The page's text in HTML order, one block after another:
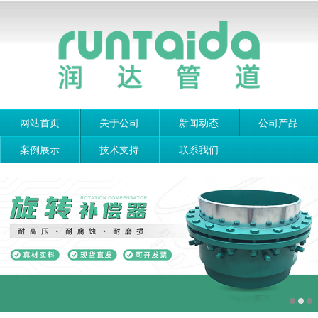
网站首页 关于公司 新闻动态 公司产品
案例展示 技术支持 联系我们